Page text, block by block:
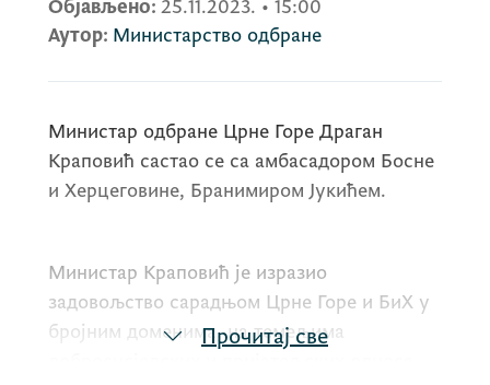
Објављено: 25.11.2023. • 15:00
Аутор: Министарство одбране
Министар одбране Црне Горе Драган
Краповић састао се са амбасадором Босне
и Херцеговине, Бранимиром Јукићем.
Министар Краповић је изразио
задовољство сарадњом Црне Горе и БиХ у
бројним доменима, на темељима
Прочитај све